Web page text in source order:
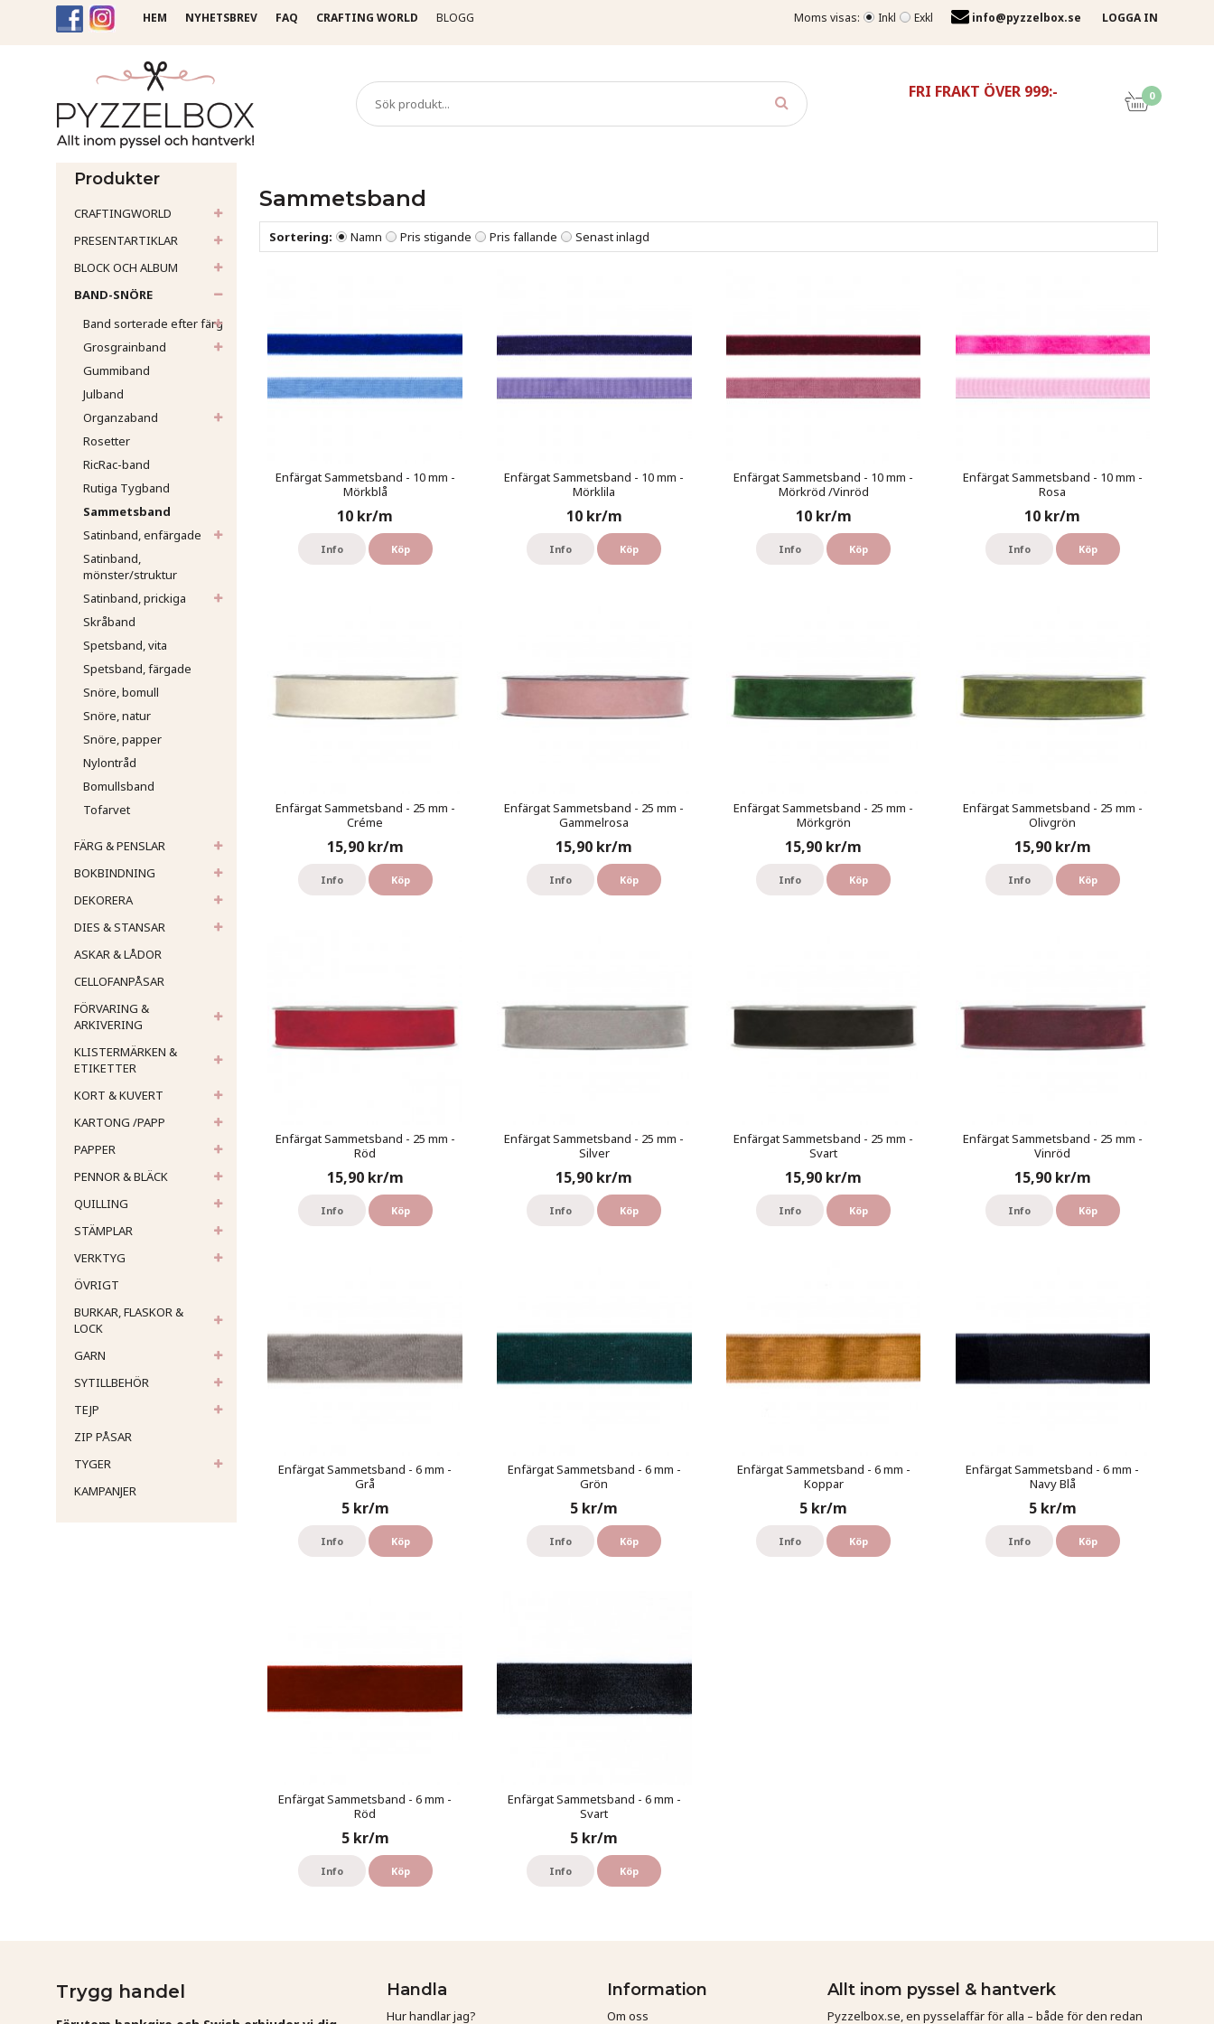
Moms visas: Inkl Exkl info@pyzzelbox.se LOGGA IN
HEM NYHETSBREV FAQ CRAFTING WORLD BLOGG
FRI FRAKT ÖVER 999:- 0
Produkter
CRAFTINGWORLD
PRESENTARTIKLAR
BLOCK OCH ALBUM
BAND-SNÖRE
Band sorterade efter färg
Grosgrainband
Gummiband
Julband
Organzaband
Rosetter
RicRac-band
Rutiga Tygband
Sammetsband
Satinband, enfärgade
Satinband,
mönster/struktur
Satinband, prickiga
Skråband
Spetsband, vita
Spetsband, färgade
Snöre, bomull
Snöre, natur
Snöre, papper
Nylontråd
Bomullsband
Tofarvet
FÄRG & PENSLAR
BOKBINDNING
DEKORERA
DIES & STANSAR
ASKAR & LÅDOR
CELLOFANPÅSAR
FÖRVARING &
ARKIVERING
KLISTERMÄRKEN &
ETIKETTER
KORT & KUVERT
KARTONG /PAPP
PAPPER
PENNOR & BLÄCK
QUILLING
STÄMPLAR
VERKTYG
ÖVRIGT
BURKAR, FLASKOR &
LOCK
GARN
SYTILLBEHÖR
TEJP
ZIP PÅSAR
TYGER
KAMPANJER
Sammetsband
Sortering: Namn Pris stigande Pris fallande Senast inlagd
Enfärgat Sammetsband - 10 mm -
Mörkblå
10 kr/m
Info Köp
Enfärgat Sammetsband - 10 mm -
Mörklila
10 kr/m
Info Köp
Enfärgat Sammetsband - 10 mm -
Mörkröd /Vinröd
10 kr/m
Info Köp
Enfärgat Sammetsband - 10 mm -
Rosa
10 kr/m
Info Köp
Enfärgat Sammetsband - 25 mm -
Créme
15,90 kr/m
Info Köp
Enfärgat Sammetsband - 25 mm -
Gammelrosa
15,90 kr/m
Info Köp
Enfärgat Sammetsband - 25 mm -
Mörkgrön
15,90 kr/m
Info Köp
Enfärgat Sammetsband - 25 mm -
Olivgrön
15,90 kr/m
Info Köp
Enfärgat Sammetsband - 25 mm -
Röd
15,90 kr/m
Info Köp
Enfärgat Sammetsband - 25 mm -
Silver
15,90 kr/m
Info Köp
Enfärgat Sammetsband - 25 mm -
Svart
15,90 kr/m
Info Köp
Enfärgat Sammetsband - 25 mm -
Vinröd
15,90 kr/m
Info Köp
Enfärgat Sammetsband - 6 mm -
Grå
5 kr/m
Info Köp
Enfärgat Sammetsband - 6 mm -
Grön
5 kr/m
Info Köp
Enfärgat Sammetsband - 6 mm -
Koppar
5 kr/m
Info Köp
Enfärgat Sammetsband - 6 mm -
Navy Blå
5 kr/m
Info Köp
Enfärgat Sammetsband - 6 mm -
Röd
5 kr/m
Info Köp
Enfärgat Sammetsband - 6 mm -
Svart
5 kr/m
Info Köp
Trygg handel Handla
Hur handlar jag?
Information
Om oss
Allt inom pyssel & hantverk
Pyzzelbox.se, en pysselaffär för alla – både för den redan